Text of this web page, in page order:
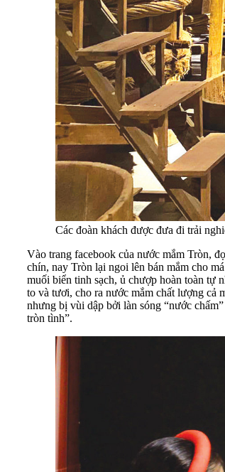
Các đoàn khách được đưa đi trải
Vào trang facebook của nước mắm Tròn,
chín, nay Tròn lại ngoi lên bán mắm cho
muối biển tinh sạch, ủ chượp hoàn toàn tự
to và tươi, cho ra nước mắm chất lượng
nhưng bị vùi dập bởi làn sóng “nước
tròn tình”.